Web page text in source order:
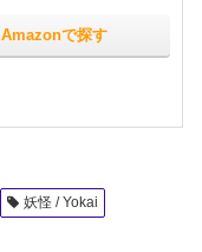
Amazonで探す
妖怪 / Yokai